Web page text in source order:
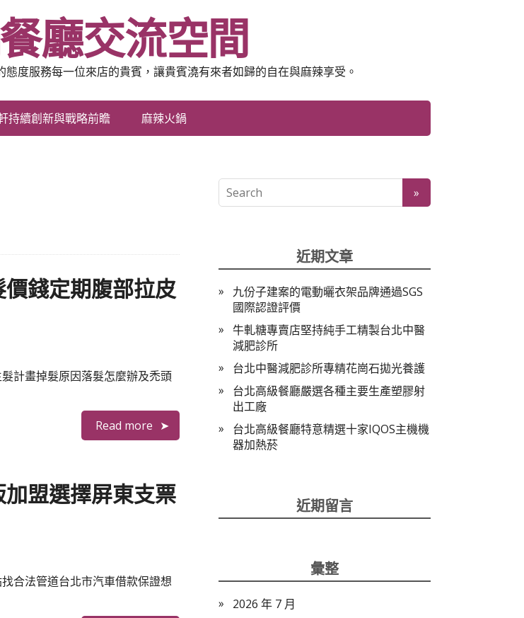
廳交流空間
度服務每一位來店的貴賓，讓貴賓澆有來者如歸的自在與麻辣享受。
持續創新與戰略前瞻 麻辣火鍋
錢定期腹部拉皮
計畫掉髮原因落髮怎麼辦及禿頭
Read more
盟選擇屏東支票
合法管道台北市汽車借款保證想
近期文章
九份子建案的電動曬衣架品牌通過SGS
國際認證評價
牛軋糖專賣店堅持純手工精製台北中醫
減肥診所
台北中醫減肥診所專精花崗石拋光養護
台北高級餐廳嚴選各種主要生產塑膠射
出工廠
台北高級餐廳特意精選十家IQOS主機機
器加熱菸
近期留言
彙整
2026 年 7 月